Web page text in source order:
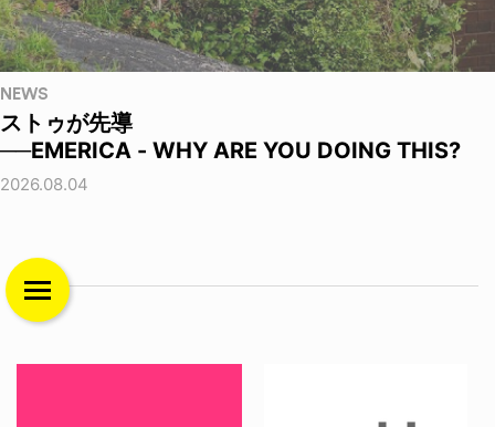
NEWS
ストゥが先導
──EMERICA - WHY ARE YOU DOING THIS?
2026.08.04